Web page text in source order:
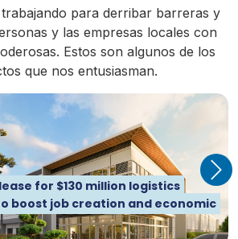
para derribar barreras y
y las empresas locales con
Estos son algunos de los
que nos entusiasman.
for $130 million logistics
boost job creation and economic
launches 2026 season with a new
the first time uses renewable
Joins Port of Portland